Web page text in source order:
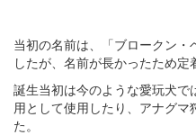
当初の名前は、「ブロークン
したが、名前が長かったため定
誕生当初は今のような愛玩犬で
用として使用したり、アナグ
た。